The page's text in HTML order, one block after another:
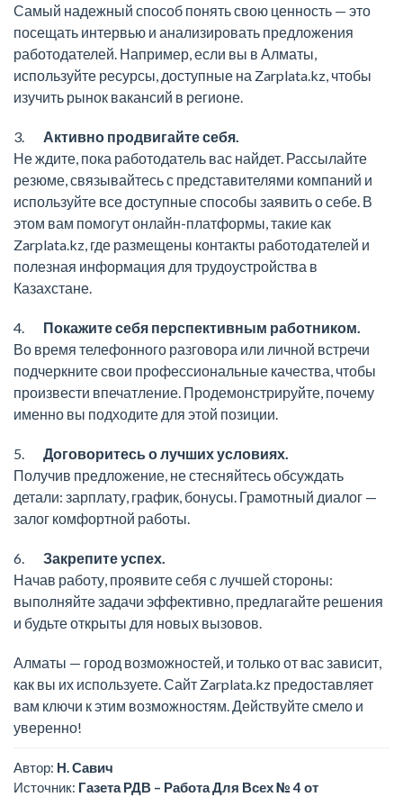
Самый надежный способ понять свою ценность — это
посещать интервью и анализировать предложения
работодателей. Например, если вы в Алматы,
используйте ресурсы, доступные на Zarplata.kz, чтобы
изучить рынок вакансий в регионе.
3. Активно продвигайте себя.
Не ждите, пока работодатель вас найдет. Рассылайте
резюме, связывайтесь с представителями компаний и
используйте все доступные способы заявить о себе. В
этом вам помогут онлайн-платформы, такие как
Zarplata.kz, где размещены контакты работодателей и
полезная информация для трудоустройства в
Казахстане.
4. Покажите себя перспективным работником.
Во время телефонного разговора или личной встречи
подчеркните свои профессиональные качества, чтобы
произвести впечатление. Продемонстрируйте, почему
именно вы подходите для этой позиции.
5. Договоритесь о лучших условиях.
Получив предложение, не стесняйтесь обсуждать
детали: зарплату, график, бонусы. Грамотный диалог —
залог комфортной работы.
6. Закрепите успех.
Начав работу, проявите себя с лучшей стороны:
выполняйте задачи эффективно, предлагайте решения
и будьте открыты для новых вызовов.
Алматы — город возможностей, и только от вас зависит,
как вы их используете. Сайт Zarplata.kz предоставляет
вам ключи к этим возможностям. Действуйте смело и
уверенно!
Автор: Н. Савич
Источник: Газета РДВ – Работа Для Всех № 4 от